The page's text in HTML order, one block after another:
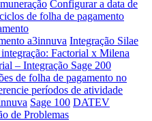
Configurar a data de
de folha de pagamento
a3innuva Integração Silae
Factorial x Milena
– Integração Sage 200
de folha de pagamento no
períodos de atividade
Sage 100 DATEV
de Problemas